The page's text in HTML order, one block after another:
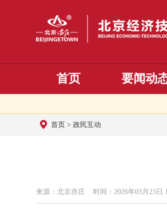
首页 要闻动
首页 > 政民互动
来源：北京亦庄 时间：2026年03月23日